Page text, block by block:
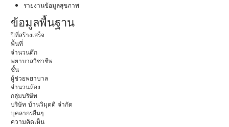
รายงานข้อมูลสุขภาพ
ข้อมูลพื้นฐาน
ปีที่สร้างเสร็จ
พื้นที่
จำนวนตึก
พยาบาลวิชาชีพ
ชั้น
ผู้ช่วยพยาบาล
จำนวนห้อง
กลุ่มบริษัท
บริษัท บ้านวิมุตติ จำกัด
บุคลากรอื่นๆ
ความคิดเห็น